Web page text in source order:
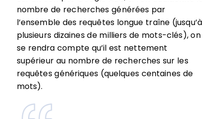
nombre de recherches générées par
l’ensemble des requêtes longue traîne (jusqu’à
plusieurs dizaines de milliers de mots-clés), on
se rendra compte qu’il est nettement
supérieur au nombre de recherches sur les
requêtes génériques (quelques centaines de
mots).